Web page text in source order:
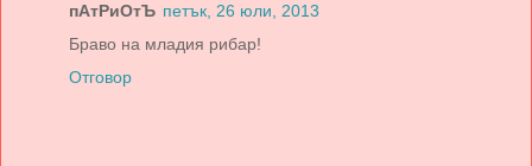
пАтРиОтЪ петък, 26 юли, 2013
Браво на младия рибар!
Отговор